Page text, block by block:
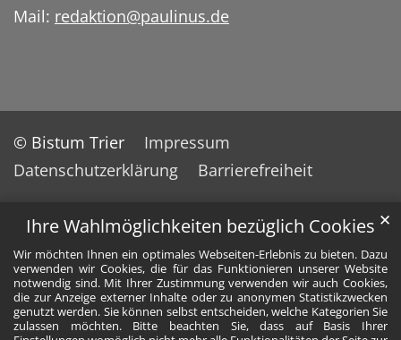
Ihre Wahlmöglichkeiten bezüglich Cookies
Wir möchten Ihnen ein optimales Webseiten-Erlebnis zu bieten. Dazu
verwenden wir Cookies, die für das Funktionieren unserer Website
notwendig sind. Mit Ihrer Zustimmung verwenden wir auch Cookies,
die zur Anzeige externer Inhalte oder zu anonymen Statistikzwecken
genutzt werden. Sie können selbst entscheiden, welche Kategorien Sie
zulassen möchten. Bitte beachten Sie, dass auf Basis Ihrer
✕
Mail: redaktion@paulinus.de
© Bistum Trier
Impressum
Datenschutzerklärung
Barrierefreiheit